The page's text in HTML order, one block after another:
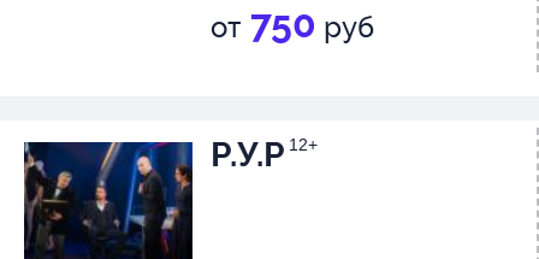
от 750 руб
Р.У.Р 12+